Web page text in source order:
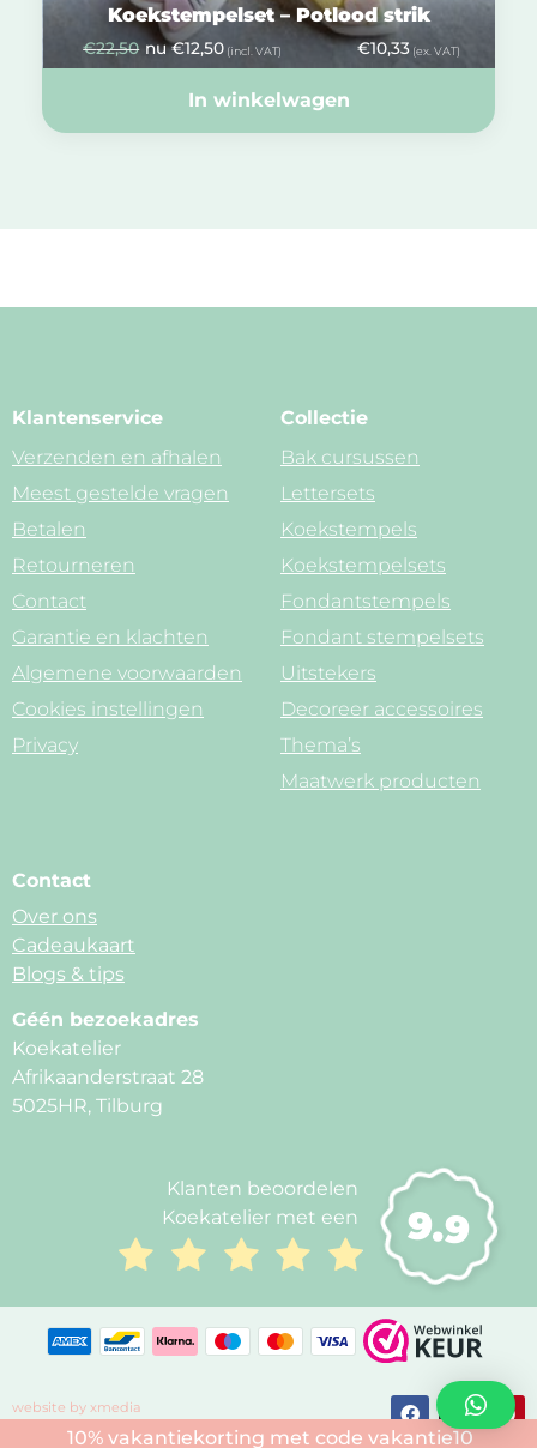
10% vakantiekorting met code vakantie10
Koekstempelset – Potlood strik
€22,50 nu €12,50 (incl. VAT) €10,33(ex. VAT)
In winkelwagen
Klantenservice
Verzenden en afhalen
Meest gestelde vragen
Betalen
Retourneren
Contact
Garantie en klachten
Algemene voorwaarden
Cookies instellingen
Privacy
Collectie
Bak cursussen
Lettersets
Koekstempels
Koekstempelsets
Fondantstempels
Fondant stempelsets
Uitstekers
Decoreer accessoires
Thema’s
Maatwerk producten
Contact
Over ons
Cadeaukaart
Blogs & tips
Géén bezoekadres
Koekatelier
Afrikaanderstraat 28
5025HR, Tilburg
Klanten beoordelen
Koekatelier met een
9.9
website by xmedia